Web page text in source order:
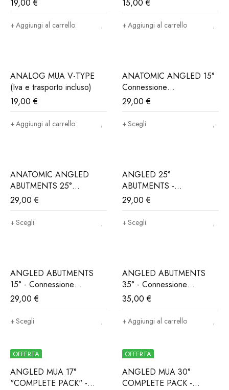
19,00€
Aggiungi al carrello
incluso)
15,00€
Aggiungi al carrello
ANALOG MUA V-TYPE
(Iva e trasporto incluso)
19,00€
Aggiungi al carrello
ANATOMIC ANGLED 15°
Connessione
ALPHABIO®, MIS®,
NORIS®..(Iva e trasporto
incluso)
29,00€
Scegli
ANATOMIC ANGLED
ABUTMENTS 25°
Connessione
ALPHABIO®, MIS®,
NORIS®..(Iva e trasporto
29,00€
Scegli
ANGLED 25°
ABUTMENTS -
Connessione
ALPHABIO®, MIS®,
NORIS®..(Iva e trasporto
29,00€
Scegli
ANGLED ABUTMENTS
15° - Connessione
ALPHABIO®, MIS®,
NORIS®..(Iva e trasporto
incluso)
29,00€
Scegli
ANGLED ABUTMENTS
35° - Connessione
ALPHABIO®, MIS®,
NORIS®..(Iva e trasporto
incluso)
35,00€
Aggiungi al carrello
OFFERTA
ANGLED MUA 17°
"COMPLETE PACK" -
OFFERTA
ANGLED MUA 30°
COMPLETE PACK -